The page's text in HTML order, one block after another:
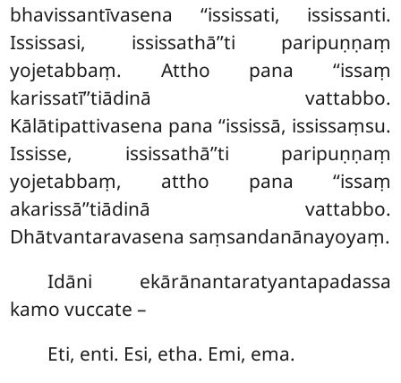
bhavissantīvasena ‘‘ississati, ississanti.
Ississasi, ississathā’’ti paripuṇṇaṃ
yojetabbaṃ. Attho pana ‘‘issaṃ
karissatī’’tiādinā vattabbo.
Kālātipattivasena pana ‘‘ississā, ississaṃsu.
Ississe, ississathā’’ti paripuṇṇaṃ
yojetabbaṃ, attho pana ‘‘issaṃ
akarissā’’tiādinā vattabbo.
Dhātvantaravasena saṃsandanānayoyaṃ.
Idāni ekārānantaratyantapadassa
kamo vuccate –
Eti, enti. Esi, etha. Emi, ema.